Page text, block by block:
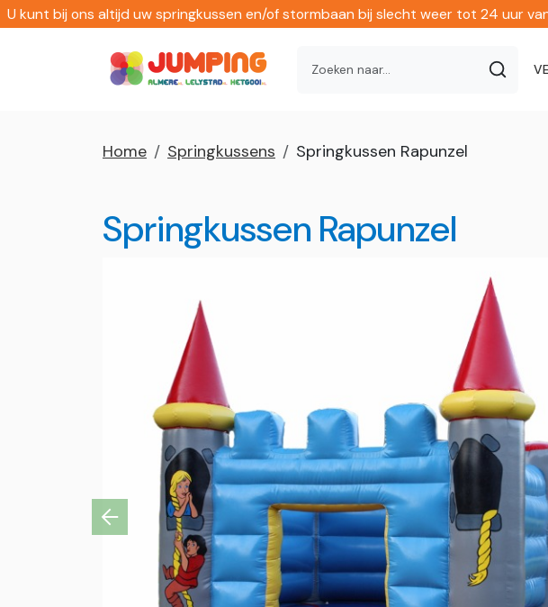
U kunt bij ons altijd uw springkussen en/of stormbaan bij slecht weer tot 24 uur
Home Springkussens Springkussen Rapunzel
Springkussen Rapunzel
Previous